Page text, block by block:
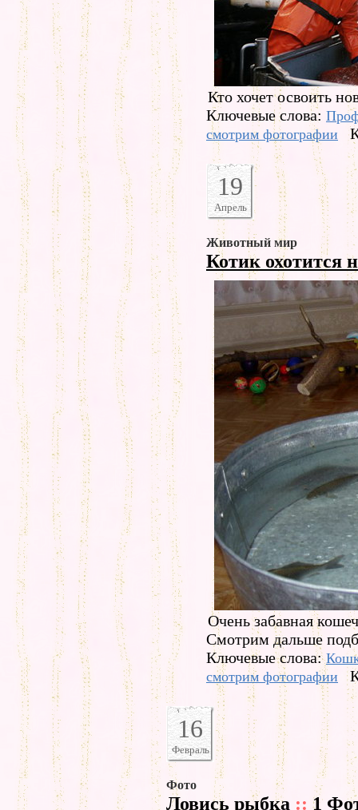
Кто хочет освоить
Ключевые слова:
смотрим фотографии
19
Апрель
Животный мир
Котик охотится
Очень забавная
Смотрим дальше
Ключевые слова:
смотрим фотографии
16
Февраль
Фото
Ловись рыбка :: 1